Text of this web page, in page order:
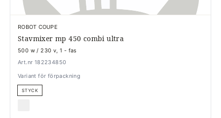
ROBOT COUPE
Stavmixer mp 450 combi ultra
500 w / 230 v, 1 - fas
Art.nr 182234850
Variant för förpackning
STYCK